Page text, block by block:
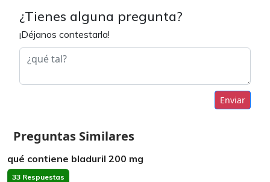
¿Tienes alguna pregunta?
¡Déjanos contestarla!
Enviar
Preguntas Similares
qué contiene bladuril 200 mg
33 Respuestas